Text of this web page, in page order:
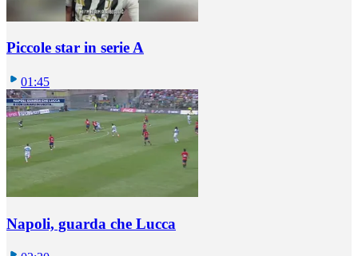
Piccole star in serie A
01:45
Napoli, guarda che Lucca